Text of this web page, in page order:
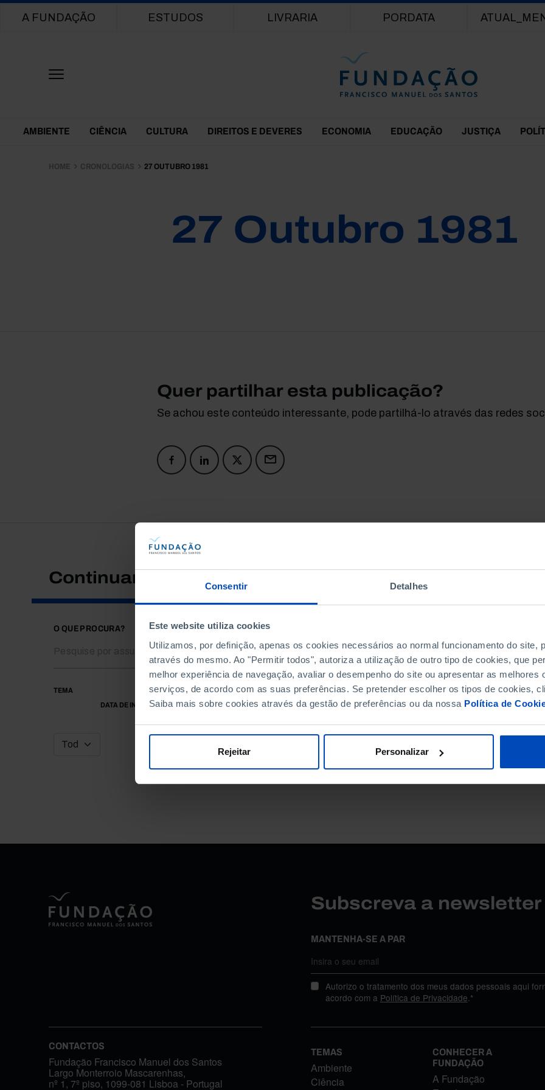
Consentir Detalhes
Este website utiliza cookies
Utilizamos, por definição, apenas os cookies necessários ao normal funcionamento do site,
através do mesmo. Ao "Permitir todos", autoriza a utilização de outro tipo de cookies, que
melhor experiência de navegação, avaliar o desempenho do site ou apresentar as melhores
serviços, de acordo com as suas preferências. Se pretender escolher os tipos de cookies,
Saiba mais sobre cookies através da gestão de preferências ou da nossa Política de
Rejeitar Personalizar
Main navigation
A FUNDAÇÃO ESTUDOS LIVRARIA PORDATA
Themes Menu
AMBIENTE CIÊNCIA CULTURA DIREITOS E DEVERES ECONOMIA EDUCAÇÃO JUSTIÇA
HOME CRONOLOGIAS 27 OUTUBRO 1981
27 Outubro 1981
Quer partilhar esta publicação?
Se achou este conteúdo interessante, pode partilhá-lo através das redes
Continuar a pesquisar
O QUE PROCURA?
TEMA
DATA DE INÍCIO
DATA DE FIM
Subscreva a
MANTENHA-SE A PAR
Autorizo o tratamento dos meus dados pessoais aqui
acordo com a Política de Privacidade.*
CONTACTOS
Fundação Francisco Manuel dos Santos
Largo Monterroio Mascarenhas,
nº 1, 7º piso, 1099-081 Lisboa - Portugal
TEMAS
Ambiente
Ciência
CONHECER A
FUNDAÇÃO
A Fundação